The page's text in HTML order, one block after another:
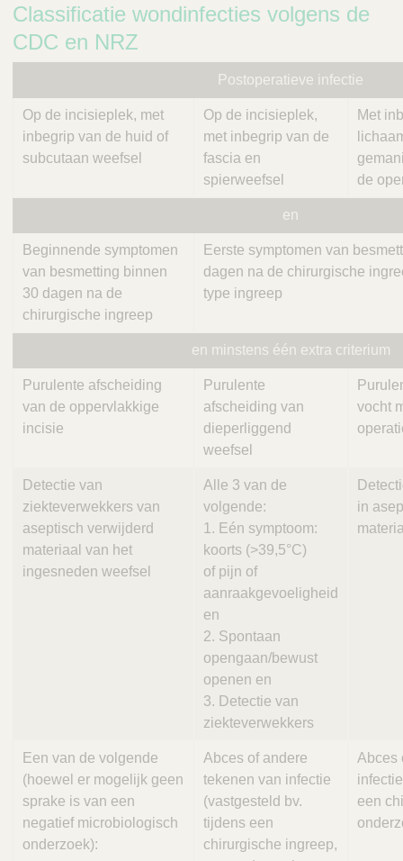
Classificatie wondinfecties volgens de
CDC en NRZ
Postoperatieve infectie
Op de incisieplek, met
inbegrip van de huid of
subcutaan weefsel
Op de incisieplek,
met inbegrip van de
fascia en
spierweefsel
Met
de
en
Beginnende symptomen
van besmetting binnen
30 dagen na de
chirurgische ingreep
Eerste symptomen van
dagen na de chirurgische
type ingreep
en minstens één extra criterium
Purulente afscheiding
van de oppervlakkige
incisie
Purulente
afscheiding van
dieperliggend
weefsel
vocht
Detectie van
ziekteverwekkers van
aseptisch verwijderd
materiaal van het
ingesneden weefsel
Alle 3 van de
volgende:
1. Eén symptoom:
koorts (>39,5°C)
of pijn of
aanraakgevoeligheid
en
2. Spontaan
opengaan/bewust
openen en
3. Detectie van
ziekteverwekkers
in
Een van de volgende
(hoewel er mogelijk geen
sprake is van een
negatief microbiologisch
onderzoek):
Abces of andere
tekenen van infectie
(vastgesteld bv.
tijdens een
chirurgische ingreep,
Abces
een